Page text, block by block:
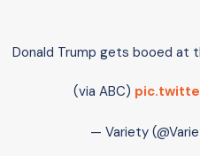
Donald Trump gets booed at
(via ABC)
— Variety